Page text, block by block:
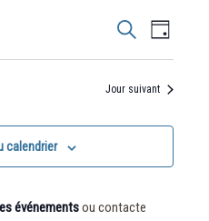
Recherche
et
navigation
Évènements
Recherche
de
vues
Jour
Jour suivant
calendrier
événementsou contacte